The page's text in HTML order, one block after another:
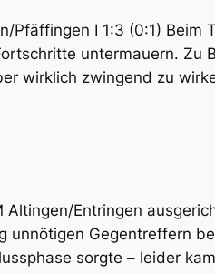
Pfäffingen I 1:3 (0:1) Beim
untermauern. Zu
wirklich zwingend zu
Entringen
unnötigen Gegentreffern
sorgte – leider